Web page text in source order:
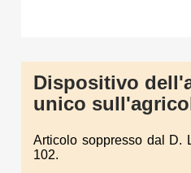
Dispositivo
unico
Articolo soppresso dal D.
102.